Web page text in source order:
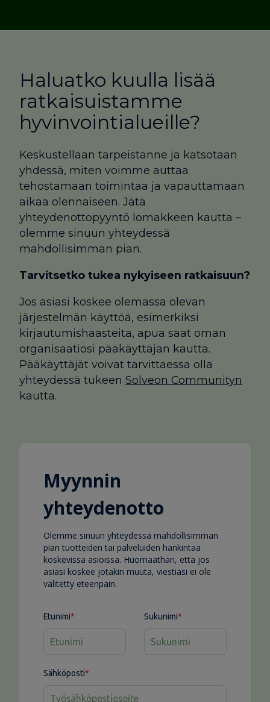
Haluatko kuulla lisää
ratkaisuistamme
hyvinvointialueille?
Keskustellaan tarpeistanne ja katsotaan
yhdessä, miten voimme auttaa
tehostamaan toimintaa ja vapauttamaan
aikaa olennaiseen. Jätä
yhteydenottopyyntö lomakkeen kautta –
olemme sinuun yhteydessä
mahdollisimman pian.
Tarvitsetko tukea nykyiseen ratkaisuun?
Jos asiasi koskee olemassa olevan
järjestelmän käyttöä, esimerkiksi
kirjautumishaasteita, apua saat oman
organisaatiosi pääkäyttäjän kautta.
Pääkäyttäjät voivat tarvittaessa olla
yhteydessä tukeen Solveon Communityn
kautta.
Myynnin
yhteydenotto
Olemme sinuun yhteydessä mahdollisimman
pian tuotteiden tai palveluiden hankintaa
koskevissa asioissa. Huomaathan, että jos
asiasi koskee jotakin muuta, viestiäsi ei ole
välitetty eteenpäin.
Etunimi* Sukunimi*
Sähköposti*